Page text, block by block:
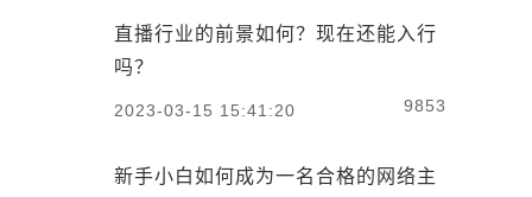
直播行业的前景如何？现在还能入行
吗？
2023-03-15 15:41:20 9853
新手小白如何成为一名合格的网络主